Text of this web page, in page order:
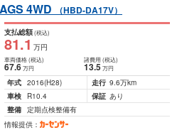
4WD （HBD-DA17V）
支払総額(税込)
81.1 万円
車両価格(税込)
67.6万円
諸費用 (税込)
13.5 万円
年式 2016(H28) 走行 9.6万km
車検
R10.4 保証 あり
整備 定期点検整備有
情報提供：